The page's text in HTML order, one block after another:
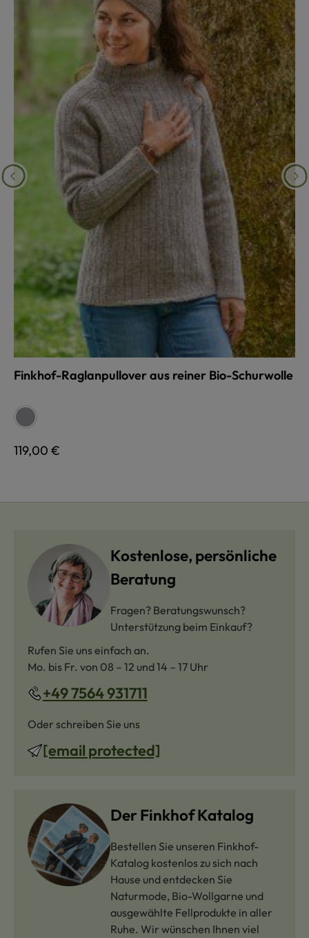
Finkhof-Raglanpullover aus reiner Bio-Schurwolle
Farbe
grau
Regulärer Preis:
119,00 €
Kostenlose, persönliche
Beratung
Fragen? Beratungswunsch?
Unterstützung beim Einkauf?
Rufen Sie uns einfach an.
Mo. bis Fr. von 08 – 12 und 14 – 17 Uhr
+49 7564 931711
Oder schreiben Sie uns
[email protected]
Der Finkhof Katalog
Bestellen Sie unseren Finkhof-
Katalog kostenlos zu sich nach
Hause und entdecken Sie
Naturmode, Bio-Wollgarne und
ausgewählte Fellprodukte in aller
Ruhe. Wir wünschen Ihnen viel